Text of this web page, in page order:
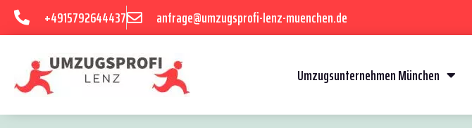
+4915792644437 anfrage@umzugsprofi-lenz-muenchen.de
Umzugsunternehmen München